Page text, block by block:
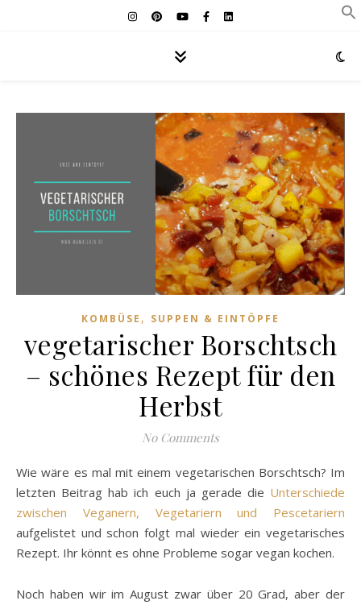
KOMBÜSE , SUPPEN & EINTÖPFE
vegetarischer Borschtsch
– schönes Rezept für den
Herbst
No Comments
Wie wäre es mal mit einem vegetarischen Borschtsch? Im
letzten Beitrag hab ich euch ja gerade die Unterschiede
zwischen Veganern, Vegetariern und Pescetariern
aufgelistet und schon folgt mal wieder ein vegetarisches
Rezept. Ihr könnt es ohne Probleme sogar vegan kochen.
Noch haben wir im August zwar über 20 Grad, aber der